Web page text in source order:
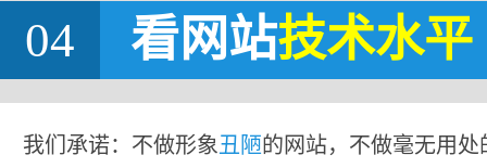
04 看网站技术水平
我们承诺：不做形象丑陋的网站，不做毫无用处